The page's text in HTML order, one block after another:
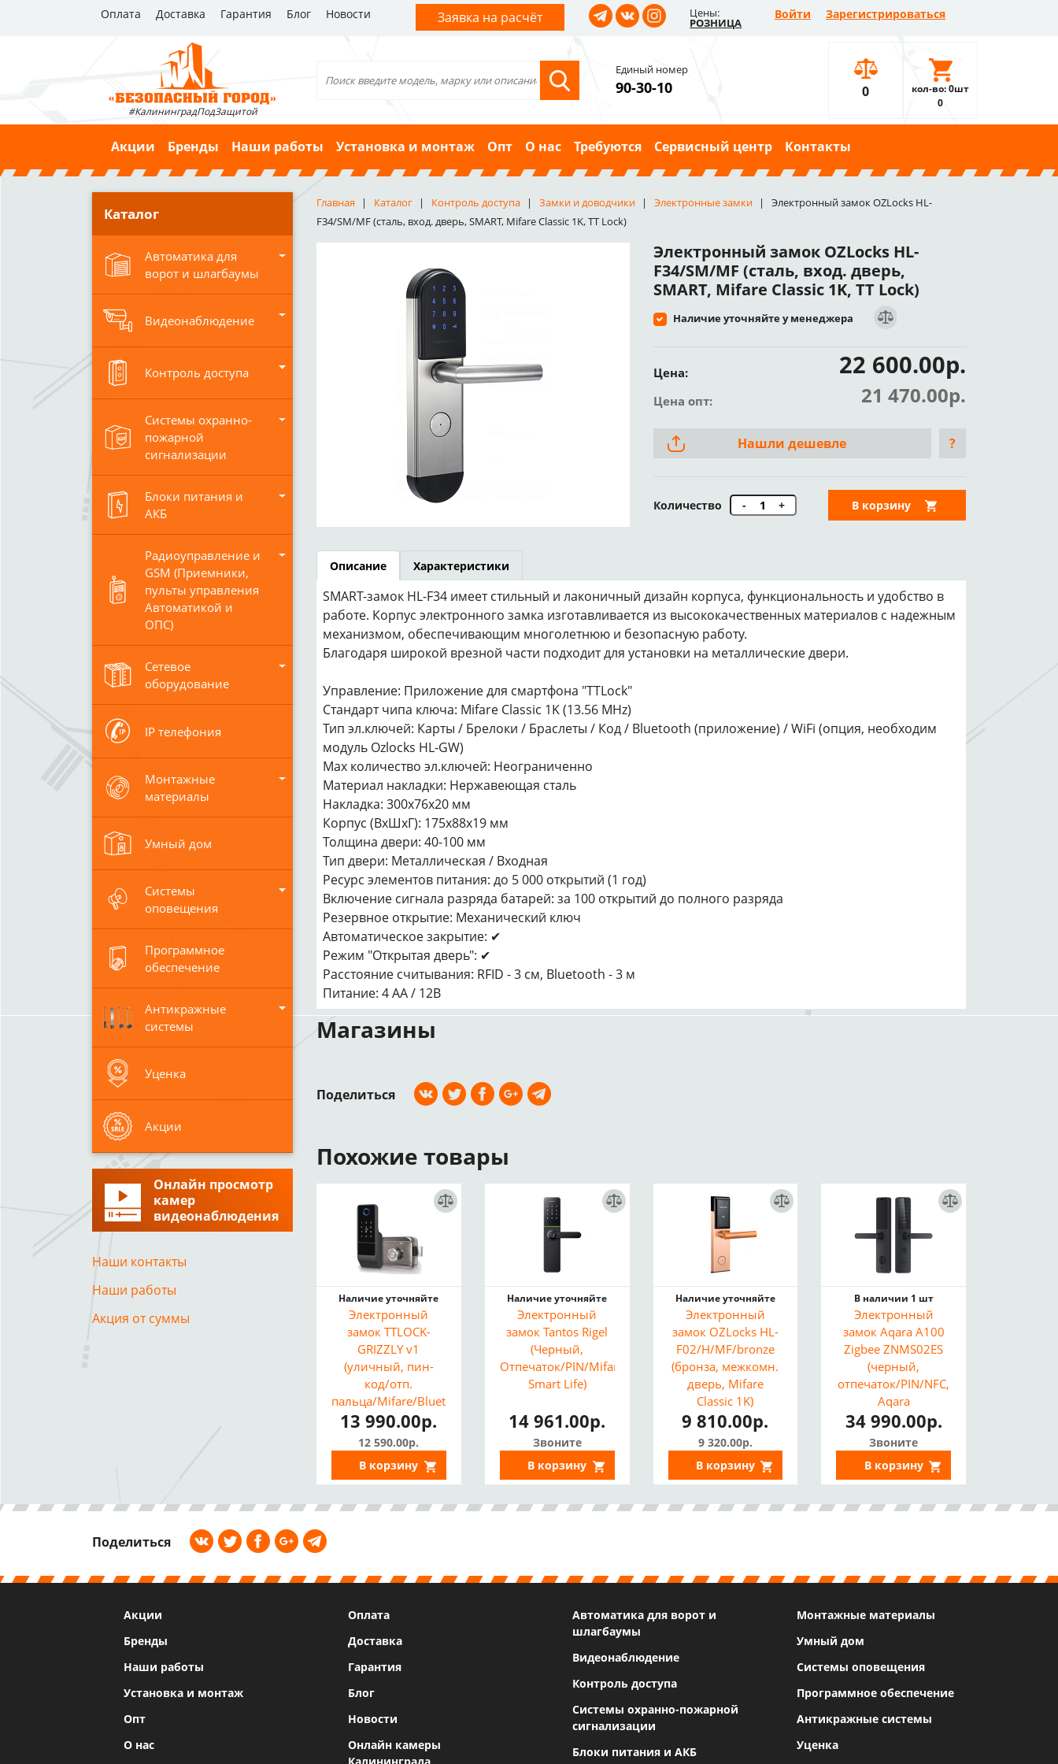
Оплата Доставка Гарантия Блог Новости Заявка на расчёт Цены:
РОЗНИЦА
Войти Зарегистрироваться
#КалининградПодЗащитой
Единый номер
90-30-10 0
кол-во: 0шт
0
Акции Бренды Наши работы Установка и монтаж Опт О нас Требуются Сервисный центр Контакты
Каталог
Автоматика для
ворот и шлагбаумы
Видеонаблюдение
Контроль доступа
Системы охранно-
пожарной
сигнализации
Блоки питания и
АКБ
Радиоуправление и
GSM (Приемники,
пульты управления
Автоматикой и
ОПС)
Сетевое
оборудование
IP телефония
Монтажные
материалы
Умный дом
Системы
оповещения
Программное
обеспечение
Антикражные
системы
Уценка
Акции
Онлайн просмотр
камер
видеонаблюдения
Наши контакты
Наши работы
Акция от суммы
Главная Каталог Контроль доступа Замки и доводчики Электронные замки
Электронный замок OZLocks HL-
F34/SM/MF (сталь, вход. дверь, SMART, Mifare Classic 1K, TT Lock)
Электронный замок OZLocks HL-
F34/SM/MF (сталь, вход. дверь,
SMART, Mifare Classic 1K, TT Lock)
Наличие уточняйте у менеджера
Цена: 22 600.00р.
Цена опт: 21 470.00р.
Нашли дешевле ?
Количество - + В корзину
Описание Характеристики
SMART-замок HL-F34 имеет стильный и лаконичный дизайн корпуса, функциональность и удобство в
работе. Корпус электронного замка изготавливается из высококачественных материалов с надежным
механизмом, обеспечивающим многолетнюю и безопасную работу.
Благодаря широкой врезной части подходит для установки на металлические двери.
Управление: Приложение для смартфона "TTLock"
Стандарт чипа ключа: Mifare Classic 1K (13.56 MHz)
Тип эл.ключей: Карты / Брелоки / Браслеты / Код / Bluetooth (приложение) / WiFi (опция, необходим
модуль Ozlocks HL-GW)
Max количество эл.ключей: Неограниченно
Материал накладки: Нержавеющая сталь
Накладка: 300х76х20 мм
Корпус (ВхШхГ): 175х88х19 мм
Толщина двери: 40-100 мм
Тип двери: Металлическая / Входная
Ресурс элементов питания: до 5 000 открытий (1 год)
Включение сигнала разряда батарей: за 100 открытий до полного разряда
Резервное открытие: Механический ключ
Автоматическое закрытие: ✔
Режим "Открытая дверь": ✔
Расстояние считывания: RFID - 3 см, Bluetooth - 3 м
Питание: 4 AA / 12В
Магазины
Поделиться
Похожие товары
Наличие уточняйте
Электронный
замок TTLOCK-
GRIZZLY v1
(уличный, пин-
код/отп.
пальца/Mifare/Bluetooth,
TTLock)
13 990.00р.
12 590.00р.
В корзину
Наличие уточняйте
Электронный
замок Tantos Rigel
(Черный,
Отпечаток/PIN/Mifare,
Smart Life)
14 961.00р.
Звоните
В корзину
Наличие уточняйте
Электронный
замок OZLocks HL-
F02/H/MF/bronze
(бронза, межкомн.
дверь, Mifare
Classic 1K)
9 810.00р.
9 320.00р.
В корзину
В наличии 1 шт
Электронный
замок Aqara A100
Zigbee ZNMS02ES
(черный,
отпечаток/PIN/NFC,
Aqara
Home/HomeKit/Google
Assistant)
34 990.00р.
Звоните
В корзину
Поделиться
Акции
Бренды
Наши работы
Установка и монтаж
Опт
О нас
Оплата
Доставка
Гарантия
Блог
Новости
Онлайн камеры
Автоматика для ворот и
шлагбаумы
Видеонаблюдение
Контроль доступа
Системы охранно-пожарной
сигнализации
Блоки питания и АКБ
Монтажные материалы
Умный дом
Системы оповещения
Программное обеспечение
Антикражные системы
Уценка